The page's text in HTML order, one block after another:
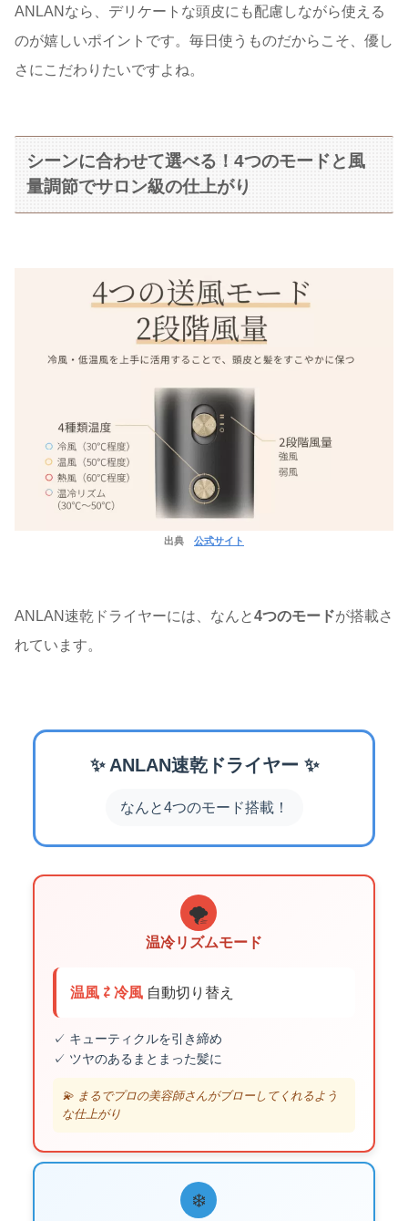
ANLANなら、デリケートな頭皮にも配慮しながら使える
のが嬉しいポイントです。毎日使うものだからこそ、優し
さにこだわりたいですよね。
シーンに合わせて選べる！4つのモードと風
量調節でサロン級の仕上がり
出典 公式サイト
ANLAN速乾ドライヤーには、なんと4つのモードが搭載さ
れています。
✨ ANLAN速乾ドライヤー ✨
なんと4つのモード搭載！
🌪️
温冷リズムモード
温風 ⇄ 冷風 自動切り替え
✓ キューティクルを引き締め
✓ ツヤのあるまとまった髪に
💫 まるでプロの美容師さんがブローしてくれるよう
な仕上がり
❄️